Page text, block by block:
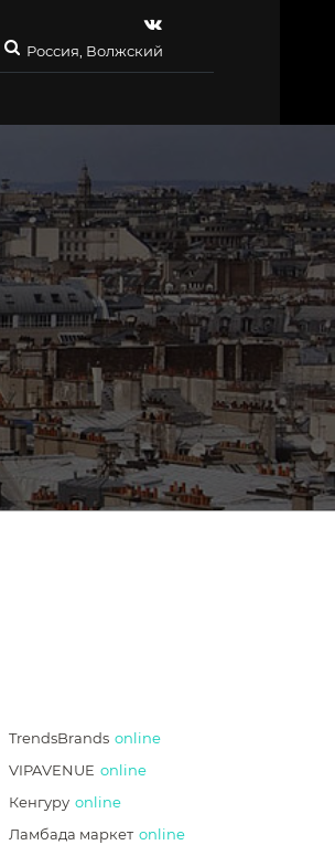
Россия, Волжский
TrendsBrands online
VIPAVENUE online
Кенгуру online
Ламбада маркет online